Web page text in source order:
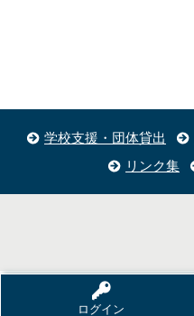
ログイン
学校支援・団体貸出
リンク集